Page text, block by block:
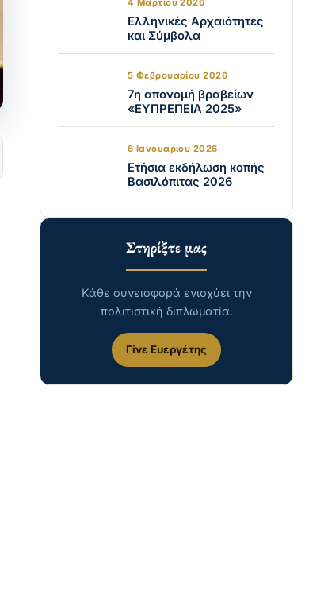
4 Μαρτίου 2026
Ελληνικές Αρχαιότητες
και Σύμβολα
5 Φεβρουαρίου 2026
7η απονομή βραβείων
«ΕΥΠΡΕΠΕΙΑ 2025»
6 Ιανουαρίου 2026
Ετήσια εκδήλωση κοπής
Βασιλόπιτας 2026
Στηρίξτε μας
Κάθε συνεισφορά ενισχύει την
πολιτιστική διπλωματία.
Γίνε Ευεργέτης